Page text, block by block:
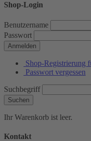
Shop-Login
Benutzername
Passwort
Anmelden
Shop-Registrierung
Passwort vergessen
Suchbegriff
Suchen
Ihr Warenkorb ist leer.
Kontakt